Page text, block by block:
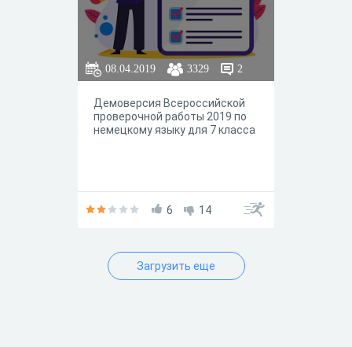
08.04.2019 3329 2
Демоверсия Всероссийской
проверочной работы 2019 по
немецкому языку для 7 класса
6 14
Загрузить еще